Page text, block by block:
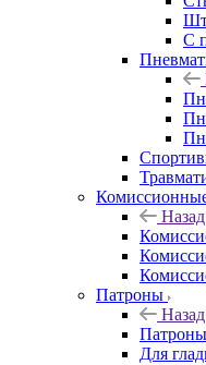
С
Назад
Патроны
Назад
Патроны
Для